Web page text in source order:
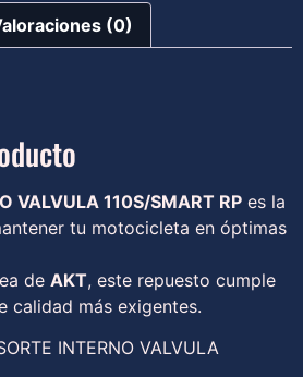
(0)
VALVULA 110S/SMART RP es la
tu motocicleta en óptimas
de AKT, este repuesto cumple
calidad más exigentes.
INTERNO VALVULA